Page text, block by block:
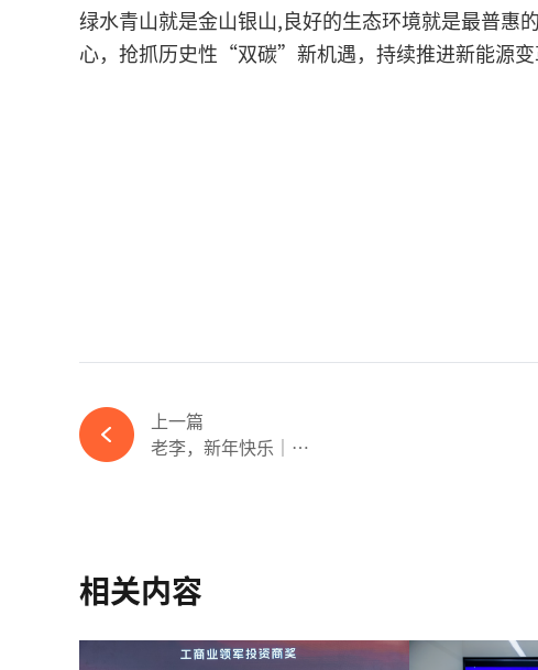
绿水青山就是金山银山,良好的生态环境就是最普
心，抢抓历史性“双碳”新机遇，持续推进新能源变
上一篇
老李，新年快乐｜一...
相关内容